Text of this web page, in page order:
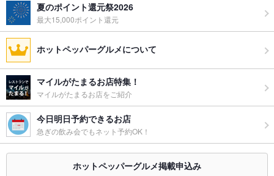
夏のポイント還元祭2026
最大15,000ポイント還元
ホットペッパーグルメについて
マイルがたまるお店特集！
マイルがたまるお店をご紹介
今日明日予約できるお店
急ぎの飲み会でもネット予約OK！
ホットペッパーグルメ掲載申込み